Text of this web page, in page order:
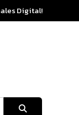
Digital!